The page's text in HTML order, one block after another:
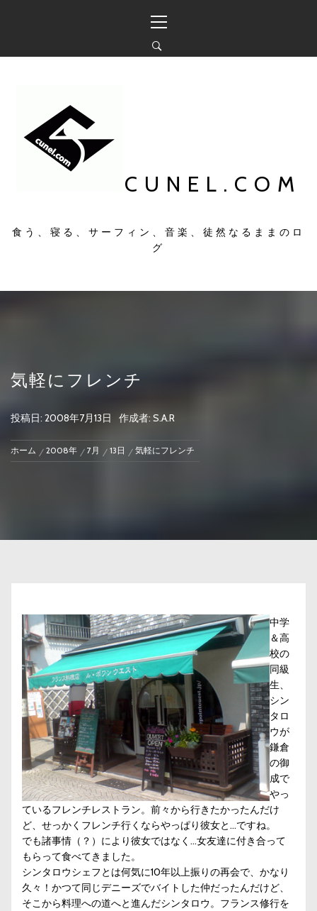
ン
イ
ン
メ
CUNEL.COM
食う、寝る、サーフィン、音楽、徒然なるままのロ
グ
気軽にフレンチ
投稿日: 2008年7月13日 作成者: S.A.R
ホーム 2008年 7月 13日 気軽にフレンチ
中学
＆高
校の
同級
生、
シン
タロ
ウが
鎌倉
の御
成で
やっ
ているフレンチレストラン。前々から行きたかったんだけ
ど、せっかくフレンチ行くならやっぱり彼女と…ですね。
でも諸事情（？）により彼女ではなく…女友達に付き合って
もらって食べてきました。
シンタロウシェフとは何気に10年以上振りの再会で、かなり
久々！かつて同じデニーズでバイトした仲だったんだけど、
そこから料理への道へと進んだシンタロウ。フランス修行を